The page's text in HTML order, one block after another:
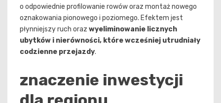
o odpowiednie profilowanie rowów oraz montaż nowego
oznakowania pionowego i poziomego. Efektem jest
płynniejszy ruch oraz wyeliminowanie licznych
ubytków i nierówności, które wcześniej utrudniały
codzienne przejazdy.
znaczenie inwestycji